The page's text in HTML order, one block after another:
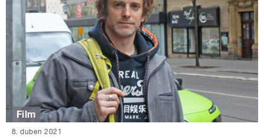
Film
8. duben 2021